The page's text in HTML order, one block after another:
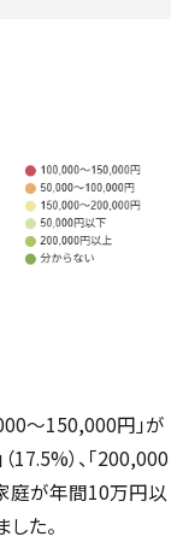
〜150,000円」が
17.5%）、「200,000
庭が年間10万円以
た。